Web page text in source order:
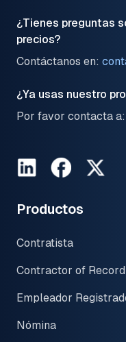
¿Tienes preguntas
precios?
Contáctanos en:
¿Ya usas nuestro
Por favor contacta a:
LinkedInFacebookTwitter
Productos
Contratista
Contractor of Record
Empleador
Nómina